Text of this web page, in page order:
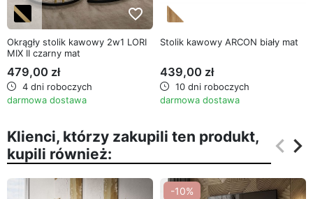
favorite_border
Okrągły stolik kawowy 2w1 LORI
MIX II czarny mat
479,00 zł
4 dni roboczych
darmowa dostawa
Stolik kawowy ARCON biały mat
439,00 zł
10 dni roboczych
darmowa dostawa
Klienci, którzy zakupili ten produkt,
kupili również:
keyboard_arrow_left
keyboard_arrow_right
-10%